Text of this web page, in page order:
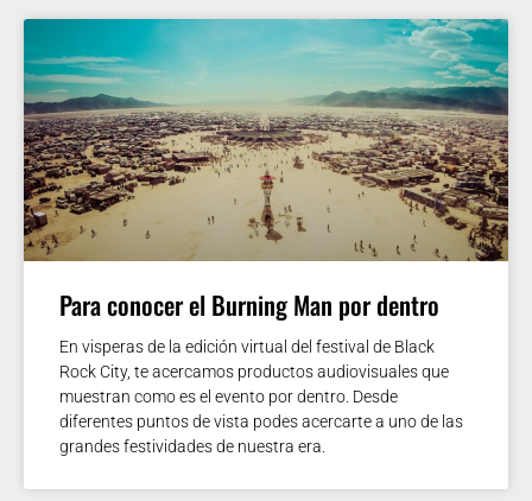
Para conocer el Burning Man por dentro
En visperas de la edición virtual del festival de Black
Rock City, te acercamos productos audiovisuales que
muestran como es el evento por dentro. Desde
diferentes puntos de vista podes acercarte a uno de las
grandes festividades de nuestra era.